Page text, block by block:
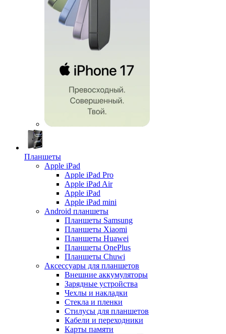
Планшеты
Apple iPad
Apple iPad Pro
Apple iPad Air
Apple iPad
Apple iPad mini
Android планшеты
Планшеты Samsung
Планшеты Xiaomi
Планшеты Huawei
Планшеты OnePlus
Планшеты Chuwi
Аксессуары для планшетов
Внешние аккумуляторы
Зарядные устройства
Чехлы и накладки
Стекла и пленки
Стилусы для планшетов
Кабели и переходники
Карты памяти